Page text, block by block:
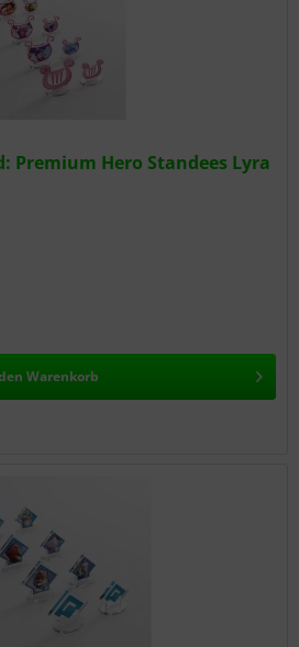
Premium Hero Standees Lyra
Warenkorb